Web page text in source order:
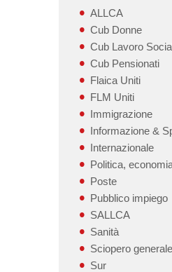
ALLCA
Cub Donne
Cub Lavoro
Cub Pensionati
Flaica Uniti
FLM Uniti
Immigrazione
Informazione &
Internazionale
Politica,
Poste
Pubblico impiego
SALLCA
Sanità
Sciopero generale
Sur